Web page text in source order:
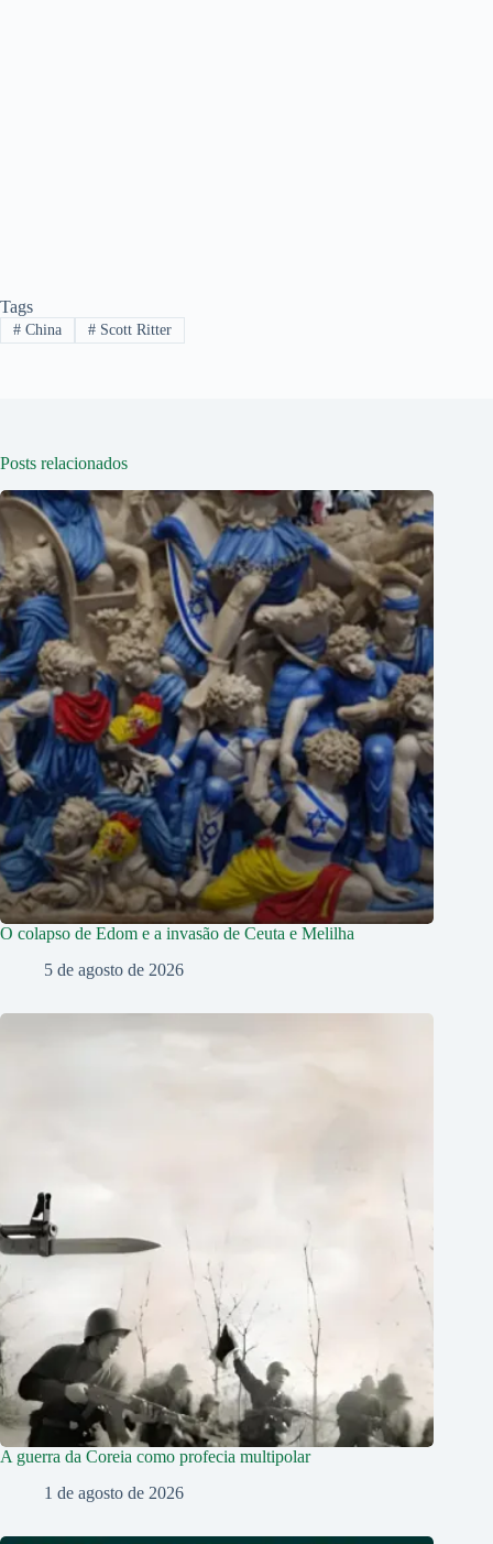
Tags
#China #Scott Ritter
Posts relacionados
O colapso de Edom e a invasão de Ceuta e Melilha
5 de agosto de 2026
A guerra da Coreia como profecia multipolar
1 de agosto de 2026